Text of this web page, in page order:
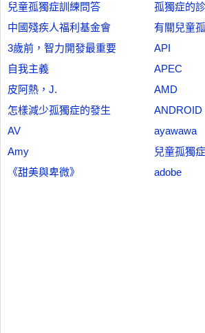
兒童孤獨症訓練問答
孤獨症的
中國殘疾人福利基金會
有關兒童
3歲前，智力開發最重要
API
自我主義
APEC
皮阿熱，J.
AMD
怎樣減少孤獨症的發生
ANDROID
AV
ayawawa
Amy
兒童孤獨
《甜美與卑微》
adobe